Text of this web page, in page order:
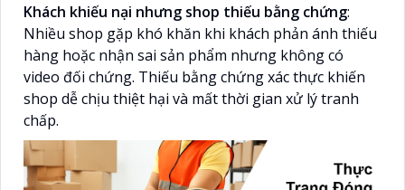
Khách khiếu nại nhưng shop thiếu bằng chứng:
Nhiều shop gặp khó khăn khi khách phản ánh thiếu
hàng hoặc nhận sai sản phẩm nhưng không có
video đối chứng. Thiếu bằng chứng xác thực khiến
shop dễ chịu thiệt hại và mất thời gian xử lý tranh
chấp.